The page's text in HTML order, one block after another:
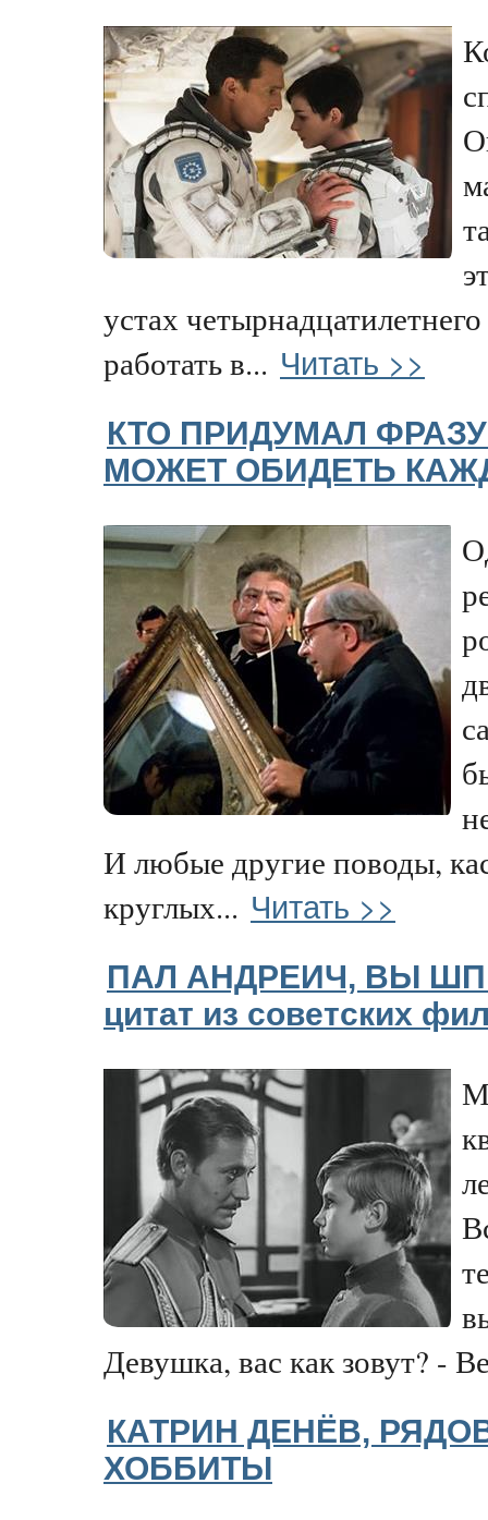
устах
работать в... Читать >>
КТО ПРИДУМАЛ
МОЖЕТ ОБИДЕТЬ
И любые другие поводы,
круглых... Читать >>
ПАЛ АНДРЕИЧ, ВЫ
цитат из советских
Девушка, вас как зовут? -
КАТРИН ДЕНЁВ,
ХОББИТЫ